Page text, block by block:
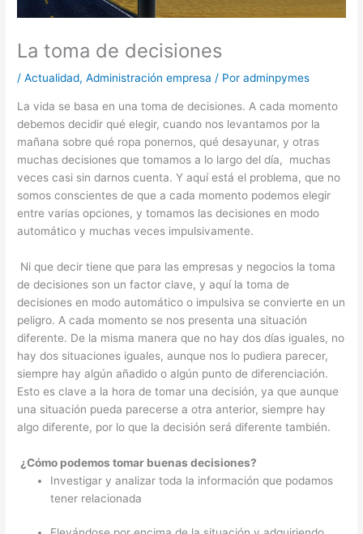
La toma de decisiones
/Actualidad,Administración empresa / Poradminpymes
La vida se basa en una toma de decisiones. A cada momento
debemos decidir qué elegir, cuando nos levantamos por la
mañana sobre qué ropa ponernos, qué desayunar, y otras
muchas decisiones que tomamos a lo largo del día, muchas
veces casi sin darnos cuenta. Y aquí está el problema, que no
somos conscientes de que a cada momento podemos elegir
entre varias opciones, y tomamos las decisiones en modo
automático y muchas veces impulsivamente.
Ni que decir tiene que para las empresas y negocios la toma
de decisiones son un factor clave, y aquí la toma de
decisiones en modo automático o impulsiva se convierte en un
peligro. A cada momento se nos presenta una situación
diferente. De la misma manera que no hay dos días iguales, no
hay dos situaciones iguales, aunque nos lo pudiera parecer,
siempre hay algún añadido o algún punto de diferenciación.
Esto es clave a la hora de tomar una decisión, ya que aunque
una situación pueda parecerse a otra anterior, siempre hay
algo diferente, por lo que la decisión será diferente también.
¿Cómo podemos tomar buenas decisiones?
Investigar y analizar toda la información que podamos
tener relacionada